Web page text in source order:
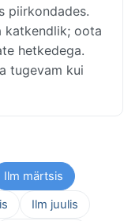
piirkondades.
katkendlik; oota
hetkedega.
tugevam kui
Ilm märtsis
Ilm juulis